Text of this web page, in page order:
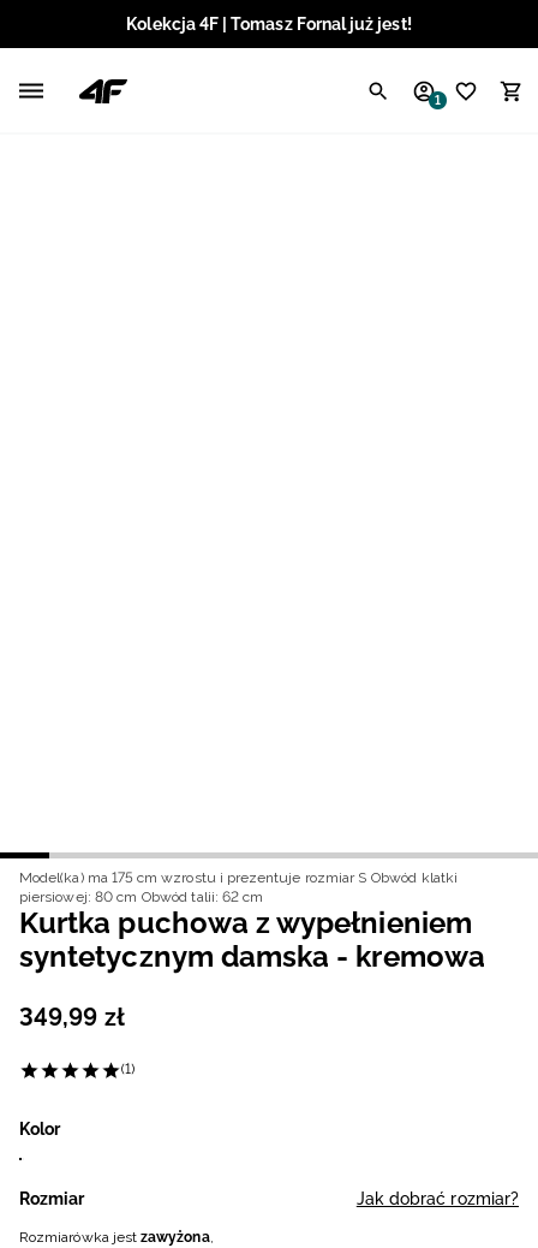
Kolekcja 4F | Tomasz Fornal już jest!
1
Model(ka) ma 175 cm wzrostu i prezentuje rozmiar S Obwód klatki
piersiowej: 80 cm Obwód talii: 62 cm
Kurtka puchowa z wypełnieniem
syntetycznym damska - kremowa
349,99 zł
(1)
Kolor
Rozmiar Jak dobrać rozmiar?
Rozmiarówka jestzawyżona,